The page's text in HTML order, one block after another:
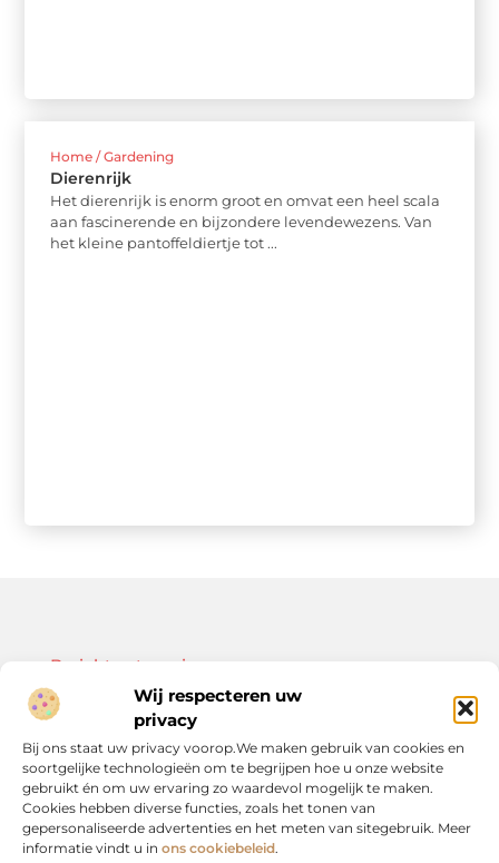
Wij respecteren uw
privacy
Bij ons staat uw privacy voorop.We maken gebruik van cookies en
soortgelijke technologieën om te begrijpen hoe u onze website
gebruikt én om uw ervaring zo waardevol mogelijk te maken.
Cookies hebben diverse functies, zoals het tonen van
gepersonaliseerde advertenties en het meten van sitegebruik. Meer
informatie vindt u in ons cookiebeleid.
Home / Gardening
Dierenrijk
Het dierenrijk is enorm groot en omvat een heel scala
aan fascinerende en bijzondere levendewezens. Van
het kleine pantoffeldiertje tot ...
Onze informatie
Bericht categorie